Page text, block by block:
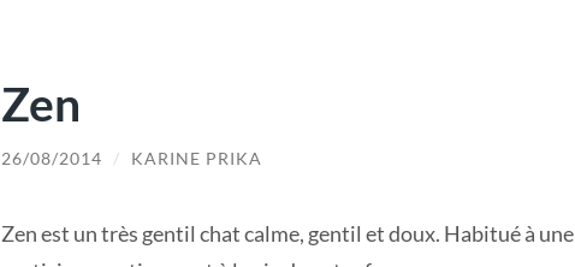
Zen
26/08/2014 / KARINE PRIKA
Zen est un très gentil chat calme, gentil et doux. Habitué à